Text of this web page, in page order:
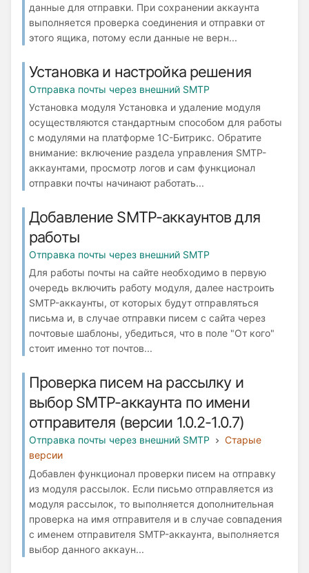
данные для отправки. При сохранении аккаунта
выполняется проверка соединения и отправки от
этого ящика, потому если данные не верн...
Установка и настройка решения
Отправка почты через внешний SMTP
Установка модуля Установка и удаление модуля
осуществляются стандартным способом для работы
с модулями на платформе 1С-Битрикс. Обратите
внимание: включение раздела управления SMTP-
аккаунтами, просмотр логов и сам функционал
отправки почты начинают работать...
Добавление SMTP-аккаунтов для
работы
Отправка почты через внешний SMTP
Для работы почты на сайте необходимо в первую
очередь включить работу модуля, далее настроить
SMTP-аккаунты, от которых будут отправляться
письма и, в случае отправки писем с сайта через
почтовые шаблоны, убедиться, что в поле "От кого"
стоит именно тот почтов...
Проверка писем на рассылку и
выбор SMTP-аккаунта по имени
отправителя (версии 1.0.2-1.0.7)
Отправка почты через внешний SMTP
Старые
версии
Добавлен функционал проверки писем на отправку
из модуля рассылок. Если письмо отправляется из
модуля рассылок, то выполняется дополнительная
проверка на имя отправителя и в случае совпадения
с именем отправителя SMTP-аккаунта, выполняется
выбор данного аккаун...